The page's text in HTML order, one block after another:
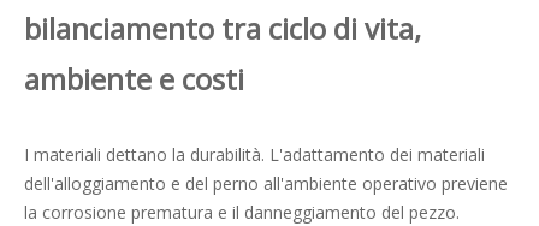
bilanciamento tra ciclo di vita,
ambiente e costi
I materiali dettano la durabilità. L'adattamento dei materiali
dell'alloggiamento e del perno all'ambiente operativo previene
la corrosione prematura e il danneggiamento del pezzo.